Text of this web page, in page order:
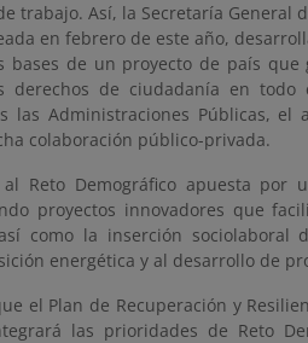
trabajo. Así, la Secretaría General
en febrero de este año,
bases de un proyecto de país
derechos de ciudadanía en
las Administraciones Públicas, el
colaboración público-privada.
Reto Demográfico apuesta por
proyectos innovadores que
como la inserción sociolaboral
energética y al desarrollo de
el Plan de Recuperación y
las prioridades de Reto